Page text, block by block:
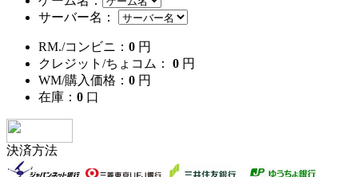
サーバー名：
RM./コンビニ： 0 円
クレジット/ちょコム：
0 円
WM/購入価格： 0 円
在庫： 0 口
決済方法